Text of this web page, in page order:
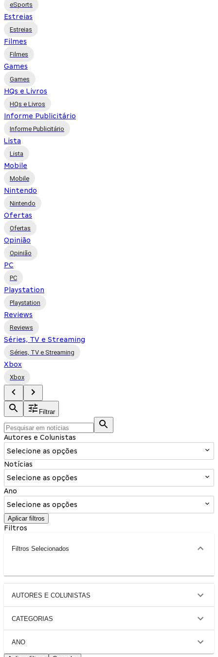
eSports
Estreias
Estreias
Filmes
Filmes
Games
Games
HQs e Livros
HQs e Livros
Informe Publicitário
Informe Publicitário
Lista
Lista
Mobile
Mobile
Nintendo
Nintendo
Ofertas
Ofertas
Opinião
Opinião
PC
PC
Playstation
Playstation
Reviews
Reviews
Séries, TV e Streaming
Séries, TV e Streaming
Xbox
Xbox
Filtrar
Autores e Colunistas
Selecione as opções
Notícias
Selecione as opções
Ano
Selecione as opções
Aplicar filtros
Filtros
Filtros Selecionados
AUTORES E COLUNISTAS
CATEGORIAS
ANO